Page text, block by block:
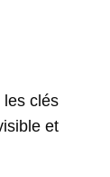
les clés
et